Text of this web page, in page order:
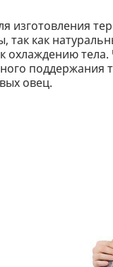
изготовления
так как
охлаждению
поддержания
овец.